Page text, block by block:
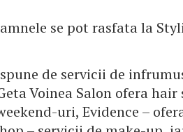
se pot rasfata la
de servicii de
Voinea Salon ofera
uri, Evidence –